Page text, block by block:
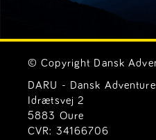
© Copyright Dansk
DARU - Dansk
Idrætsvej 2
5883 Oure
CVR: 34166706